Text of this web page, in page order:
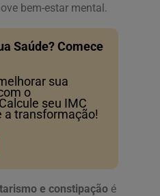
bem-estar mental.
Saúde? Comece
sua
o
seu IMC
a transformação!
e constipação é